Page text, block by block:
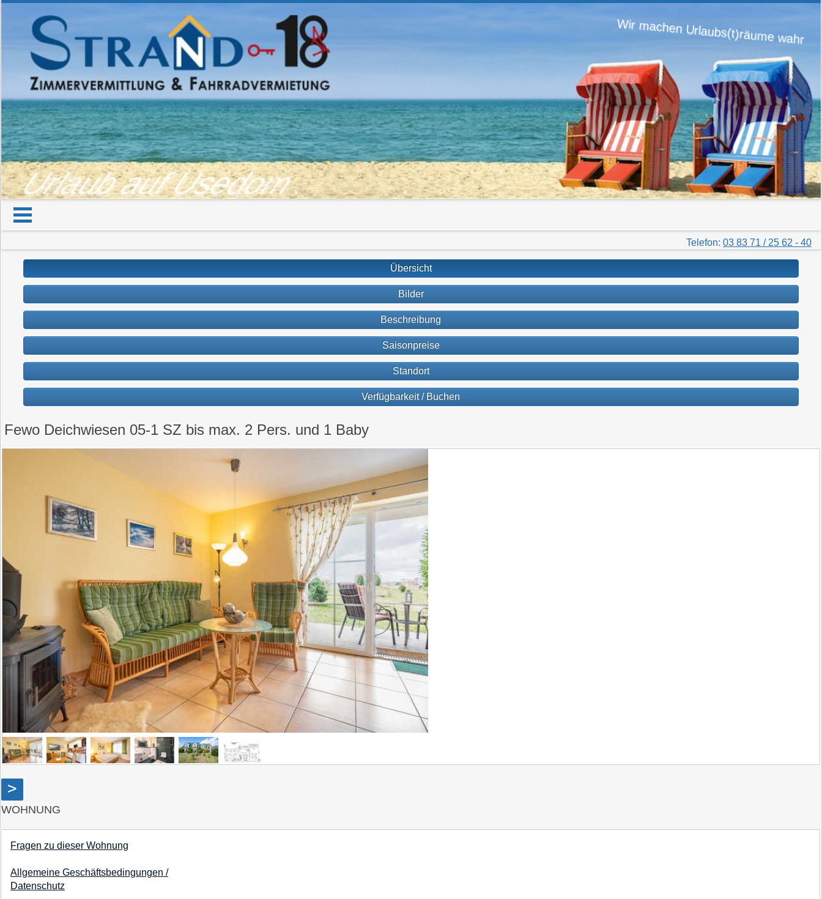
Wir machen Urlaubs(t)räume wahr
Urlaub auf Usedom
Telefon: 03 83 71 / 25 62 - 40
Übersicht
Bilder
Beschreibung
Saisonpreise
Standort
Verfügbarkeit / Buchen
Fewo Deichwiesen 05-1 SZ bis max. 2 Pers. und 1 Baby
>
WOHNUNG
Fragen zu dieser Wohnung
Allgemeine Geschäftsbedingungen /
Datenschutz